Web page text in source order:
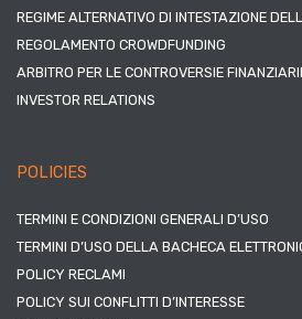
REGIME ALTERNATIVO DI INTESTAZIONE
REGOLAMENTO CROWDFUNDING
ARBITRO PER LE CONTROVERSIE
INVESTOR RELATIONS
POLICIES
TERMINI E CONDIZIONI GENERALI D’USO
TERMINI D’USO DELLA BACHECA
POLICY RECLAMI
POLICY SUI CONFLITTI D’INTERESSE